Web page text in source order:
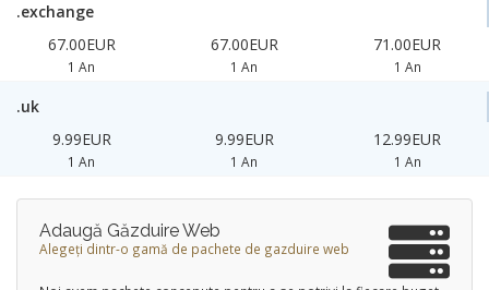
.exchange
67.00EUR
1 An
67.00EUR
1 An
71.00EUR
1 An
.uk
9.99EUR
1 An
9.99EUR
1 An
12.99EUR
1 An
Adaugă Găzduire Web
Alegeți dintr-o gamă de pachete de gazduire web